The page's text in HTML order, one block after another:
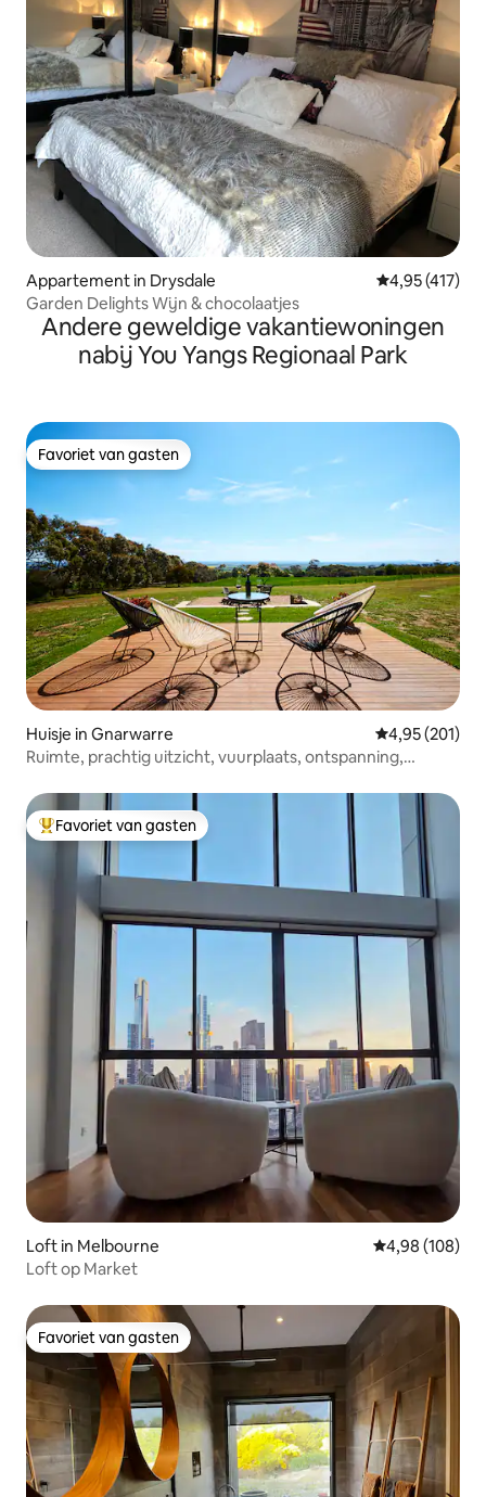
Appartement in Drysdale Gemiddelde
4,95 (417)
Garden Delights Wijn & chocolaatjes
Andere geweldige vakantiewoningen
nabij You Yangs Regionaal Park
Favoriet van gasten
Favoriet van gasten
Huisje in Gnarwarre Gemiddelde
4,95 (201)
Ruimte, prachtig uitzicht, vuurplaats, ontspanning,
Topfavoriet van gasten
Favoriet van gasten
Loft in Melbourne Gemiddelde
4,98 (108)
Loft op Market
Favoriet van gasten
Favoriet van gasten